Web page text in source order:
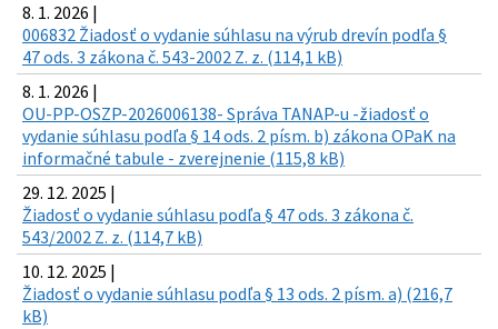
8. 1. 2026 |
006832 Žiadosť o vydanie súhlasu na výrub drevín podľa §
47 ods. 3 zákona č. 543-2002 Z. z. (114,1 kB)
8. 1. 2026 |
OU-PP-OSZP-2026006138- Správa TANAP-u -žiadosť o
vydanie súhlasu podľa § 14 ods. 2 písm. b) zákona OPaK na
informačné tabule - zverejnenie (115,8 kB)
29. 12. 2025 |
Žiadosť o vydanie súhlasu podľa § 47 ods. 3 zákona č.
543/2002 Z. z. (114,7 kB)
10. 12. 2025 |
Žiadosť o vydanie súhlasu podľa § 13 ods. 2 písm. a) (216,7
kB)